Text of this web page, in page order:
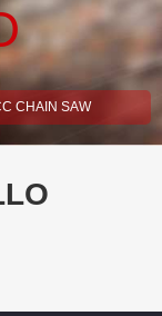
CHAIN SAW